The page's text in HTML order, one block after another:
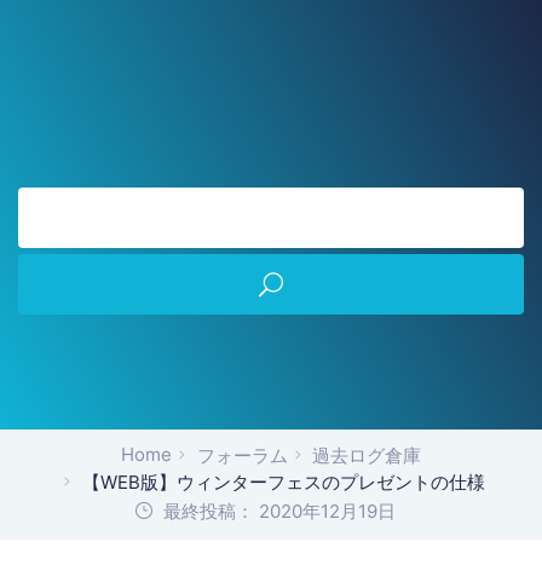
Home フォーラム
過去ログ倉庫
【WEB版】ウィンターフェスのプレゼントの仕様
最終投稿： 2020年12月19日